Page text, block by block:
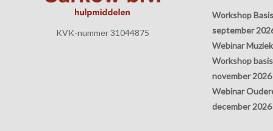
KVK-nummer 31044875
Workshop
september
Webinar
Workshop
november 2026
Webinar
december 2026